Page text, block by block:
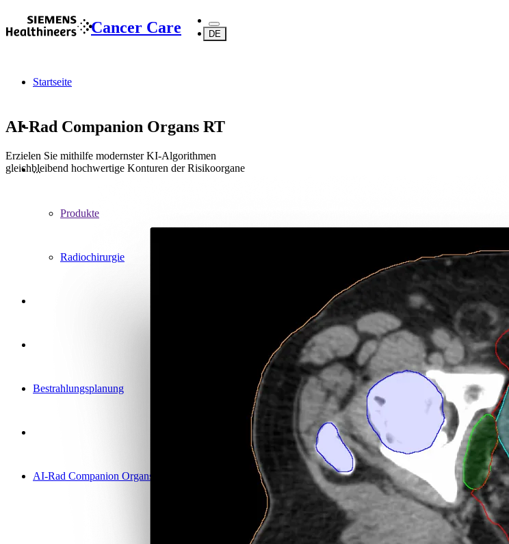
Cancer Care DE
Startseite
...
Produkte
Radiochirurgie
Bestrahlungsplanung
AI-Rad Companion Organs RT
AI-Rad Companion Organs RT
Erzielen Sie mithilfe modernster KI-Algorithmen
gleichbleibend hochwertige Konturen der Risikoorgane